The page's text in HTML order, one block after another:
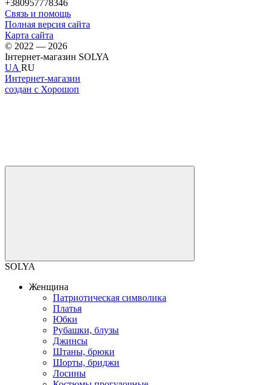
+380957778346
Связь и помощь
Полная версия сайта
Карта сайта
© 2022 — 2026
Інтернет-магазин SOLYA
UA RU
Интернет-магазин
создан с Хорошоп
SOLYA
Женщина
Патриотическая символика
Платья
Юбки
Рубашки, блузы
Джинсы
Штаны, брюки
Шорты, бриджи
Лосины